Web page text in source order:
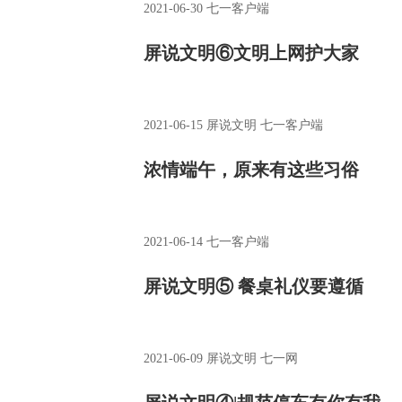
2021-06-30 七一客户端
屏说文明⑥文明上网护大家
2021-06-15 屏说文明 七一客户端
浓情端午，原来有这些习俗
2021-06-14 七一客户端
屏说文明⑤ 餐桌礼仪要遵循
2021-06-09 屏说文明 七一网